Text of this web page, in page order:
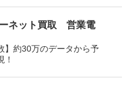
ネット買取 営業電
】約30万のデータから予